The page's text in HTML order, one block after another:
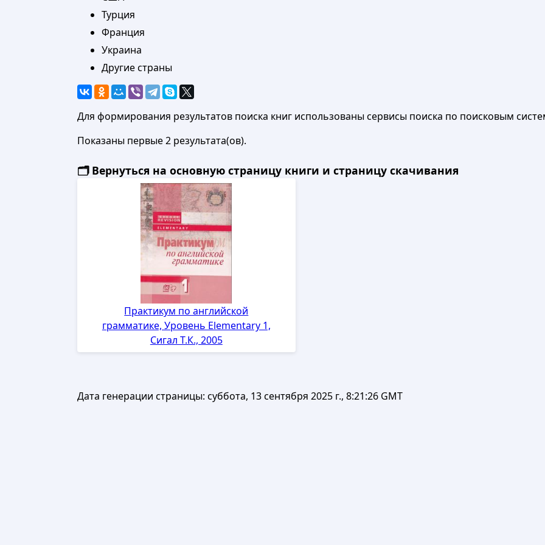
Турция
Франция
Украина
Другие страны
Для формирования результатов поиска книг использованы сервисы поиска по поисковым
Показаны первые 2 результата(ов).
🗂️ Вернуться на основную страницу книги и страницу скачивания
Практикум по английской
грамматике, Уровень Elementary 1,
Сигал Т.К., 2005
Дата генерации страницы: суббота, 13 сентября 2025 г., 8:21:26 GMT